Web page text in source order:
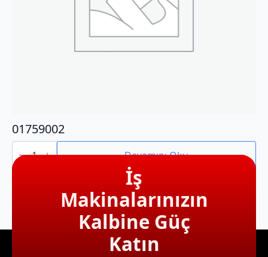
01759002
01759002
adet Devamını Oku
İş
Makinalarınızın
Kalbine Güç
Katın